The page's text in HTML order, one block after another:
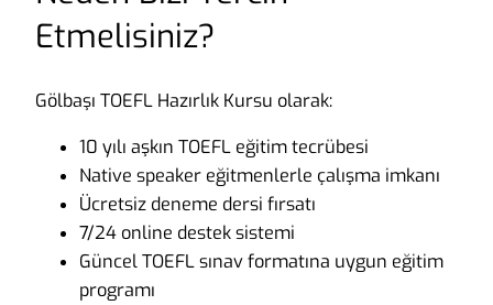
Etmelisiniz?
Gölbaşı TOEFL Hazırlık Kursu olarak:
10 yılı aşkın TOEFL eğitim tecrübesi
Native speaker eğitmenlerle çalışma imkanı
Ücretsiz deneme dersi fırsatı
7/24 online destek sistemi
Güncel TOEFL sınav formatına uygun eğitim
programı